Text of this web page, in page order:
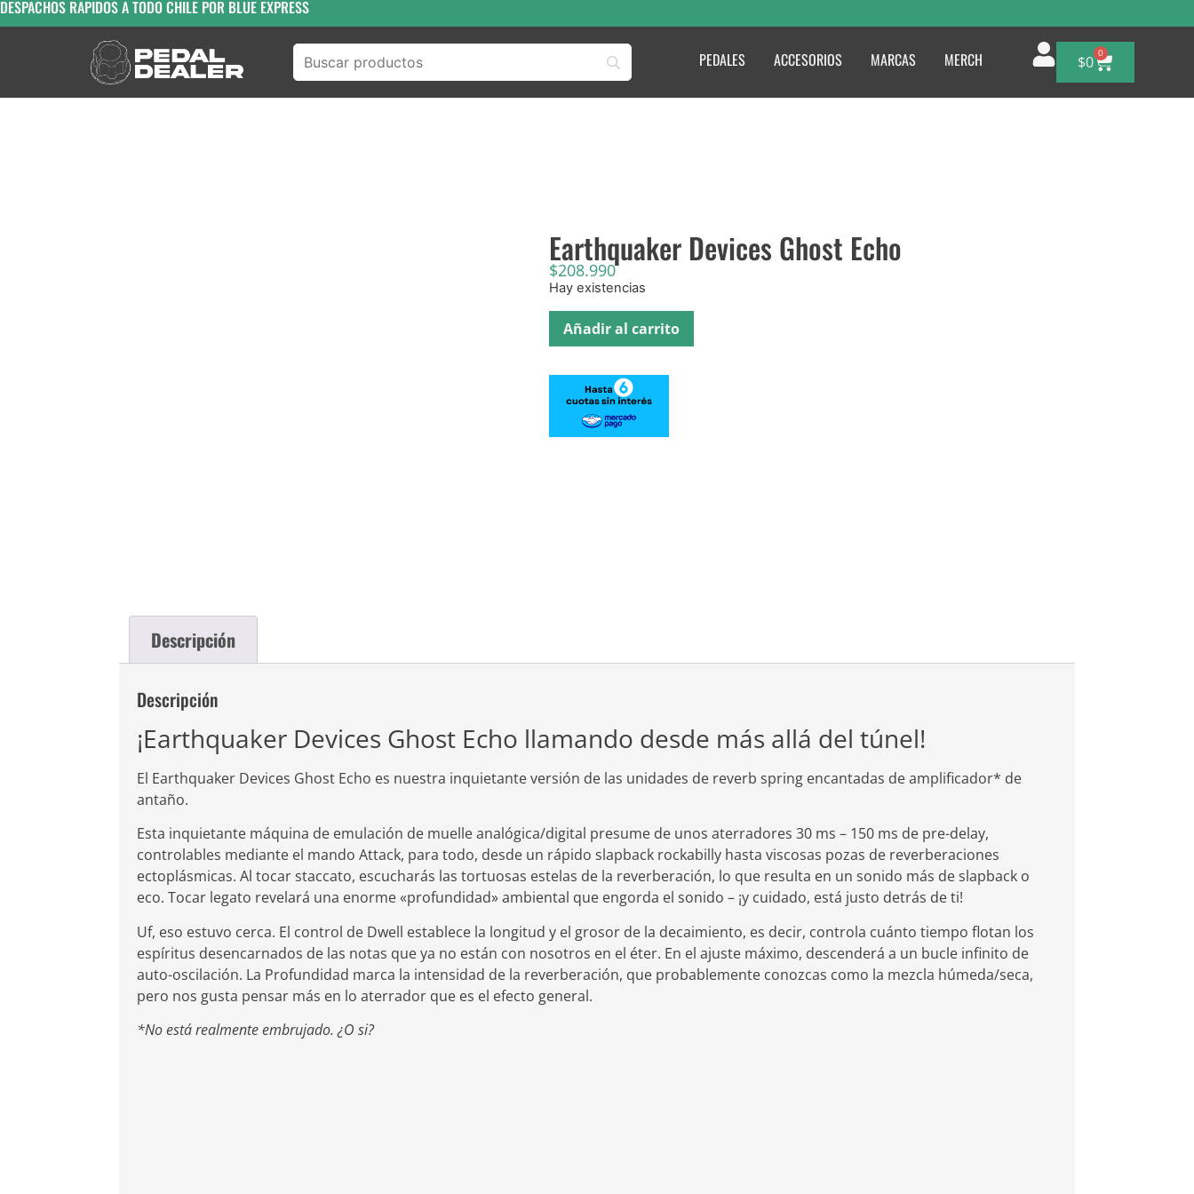
DESPACHOS RAPIDOS A TODO CHILE POR BLUE EXPRESS
PEDALES ACCESORIOS MARCAS MERCH $0 0
Earthquaker Devices Ghost Echo
$208.990
Hay existencias
Añadir al carrito
Descripción
Descripción
¡Earthquaker Devices Ghost Echo llamando desde más allá del túnel!
El Earthquaker Devices Ghost Echo es nuestra inquietante versión de las unidades de reverb spring encantadas de amplificador* de
antaño.
Esta inquietante máquina de emulación de muelle analógica/digital presume de unos aterradores 30 ms – 150 ms de pre-delay,
controlables mediante el mando Attack, para todo, desde un rápido slapback rockabilly hasta viscosas pozas de reverberaciones
ectoplásmicas. Al tocar staccato, escucharás las tortuosas estelas de la reverberación, lo que resulta en un sonido más de slapback o
eco. Tocar legato revelará una enorme «profundidad» ambiental que engorda el sonido – ¡y cuidado, está justo detrás de ti!
Uf, eso estuvo cerca. El control de Dwell establece la longitud y el grosor de la decaimiento, es decir, controla cuánto tiempo flotan los
espíritus desencarnados de las notas que ya no están con nosotros en el éter. En el ajuste máximo, descenderá a un bucle infinito de
auto-oscilación. La Profundidad marca la intensidad de la reverberación, que probablemente conozcas como la mezcla húmeda/seca,
pero nos gusta pensar más en lo aterrador que es el efecto general.
*No está realmente embrujado. ¿O si?